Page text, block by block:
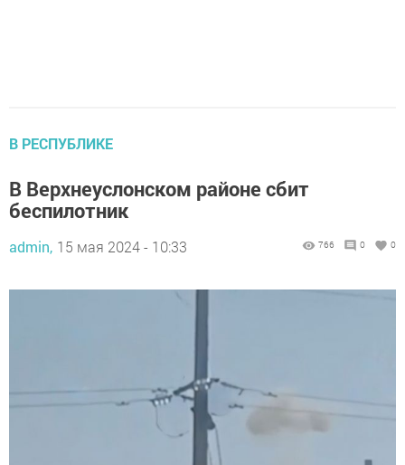
В РЕСПУБЛИКЕ
В Верхнеуслонском районе сбит
беспилотник
admin, 15 мая 2024 - 10:33 766 0 0